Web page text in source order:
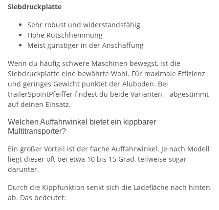
Siebdruckplatte
Sehr robust und widerstandsfähig
Hohe Rutschhemmung
Meist günstiger in der Anschaffung
Wenn du häufig schwere Maschinen bewegst, ist die
Siebdruckplatte eine bewährte Wahl. Für maximale Effizienz
und geringes Gewicht punktet der Aluboden. Bei
trailerSpointPfeiffer findest du beide Varianten – abgestimmt
auf deinen Einsatz.
Welchen Auffahrwinkel bietet ein kippbarer
Multitransporter?
Ein großer Vorteil ist der flache Auffahrwinkel. Je nach Modell
liegt dieser oft bei etwa 10 bis 15 Grad, teilweise sogar
darunter.
Durch die Kippfunktion senkt sich die Ladefläche nach hinten
ab. Das bedeutet: